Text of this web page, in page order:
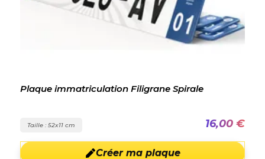
Plaque immatriculation Filigrane Spirale
Taille : 52x11 cm 16,00 €
Créer ma plaque